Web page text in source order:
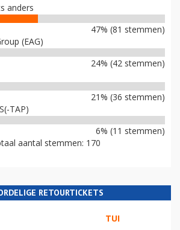
anders
47% (81 stemmen)
(EAG)
24% (42 stemmen)
21% (36 stemmen)
TAP)
6% (11 stemmen)
aantal stemmen: 170
RETOURTICKETS
TUI